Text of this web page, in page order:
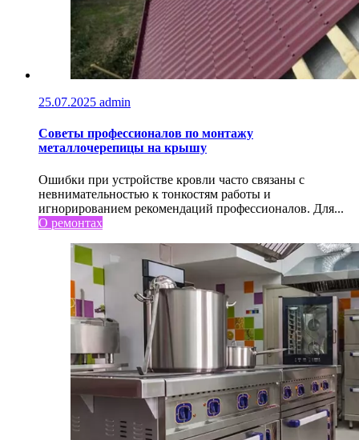
25.07.2025 admin
Советы профессионалов по монтажу
металлочерепицы на крышу
Ошибки при устройстве кровли часто связаны с
невнимательностью к тонкостям работы и
игнорированием рекомендаций профессионалов. Для...
О ремонтах